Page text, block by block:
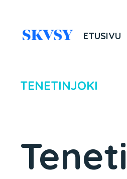
ETUSIVU
TENETINJOKI